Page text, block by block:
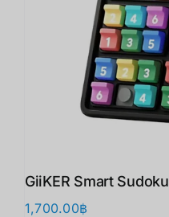
GiiKER Smart Sudoku
1,700.00฿